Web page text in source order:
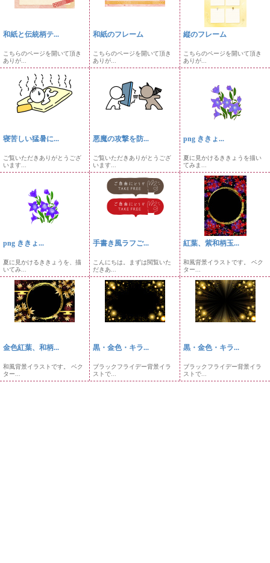
和紙と伝統柄テ...
こちらのページを開いて頂き
ありが...
和紙のフレーム
こちらのページを開いて頂き
ありが...
縦のフレーム
こちらのページを開いて頂き
ありが...
寝苦しい猛暑に...
ご覧いただきありがとうござ
います...
悪魔の攻撃を防...
ご覧いただきありがとうござ
います...
png ききょ...
夏に見かけるききょうを描い
てみま...
png ききょ...
夏に見かけるききょうを、描
いてみ...
手書き風ラフご...
こんにちは。まずは閲覧いた
だきあ...
紅葉、紫和柄玉...
和風背景イラストです。 ベク
ター...
金色紅葉、和柄...
和風背景イラストです。 ベク
ター...
黒・金色・キラ...
ブラックフライデー背景イラ
ストで...
黒・金色・キラ...
ブラックフライデー背景イラ
ストで...